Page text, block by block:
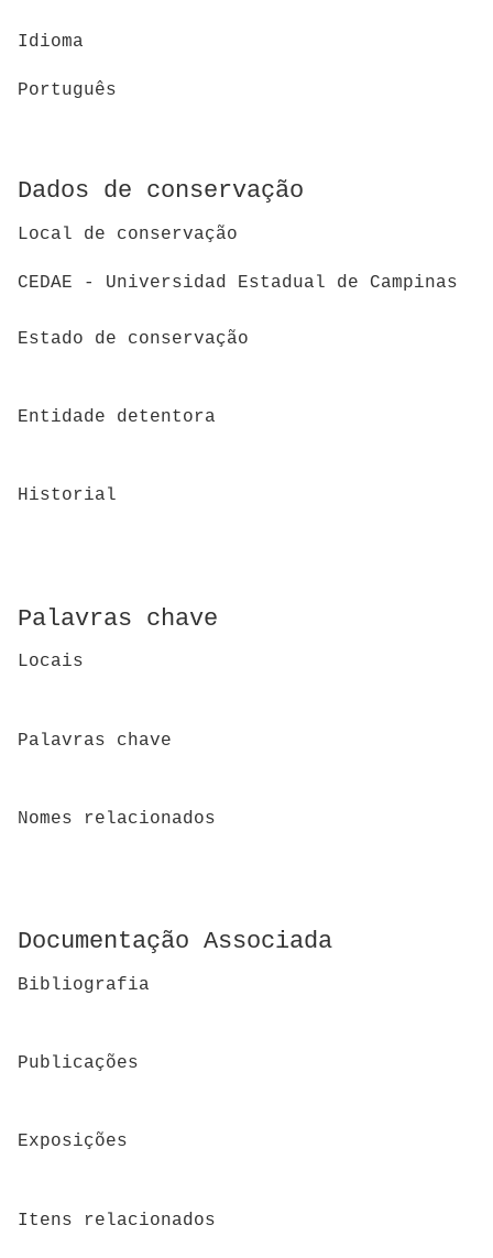
Idioma
Português
Dados de conservação
Local de conservação
CEDAE - Universidad Estadual de Campinas
Estado de conservação
Entidade detentora
Historial
Palavras chave
Locais
Palavras chave
Nomes relacionados
Documentação Associada
Bibliografia
Publicações
Exposições
Itens relacionados